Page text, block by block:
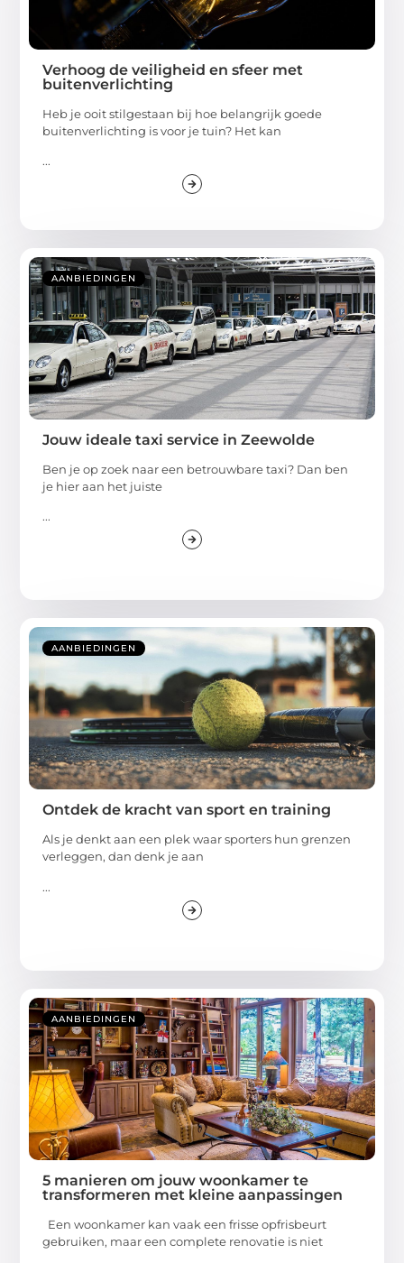
Verhoog de veiligheid en sfeer met
buitenverlichting
Heb je ooit stilgestaan bij hoe belangrijk goede
buitenverlichting is voor je tuin? Het kan
...
AANBIEDINGEN
Jouw ideale taxi service in Zeewolde
Ben je op zoek naar een betrouwbare taxi? Dan ben
je hier aan het juiste
...
AANBIEDINGEN
Ontdek de kracht van sport en training
Als je denkt aan een plek waar sporters hun grenzen
verleggen, dan denk je aan
...
AANBIEDINGEN
5 manieren om jouw woonkamer te
transformeren met kleine aanpassingen
Een woonkamer kan vaak een frisse opfrisbeurt
gebruiken, maar een complete renovatie is niet